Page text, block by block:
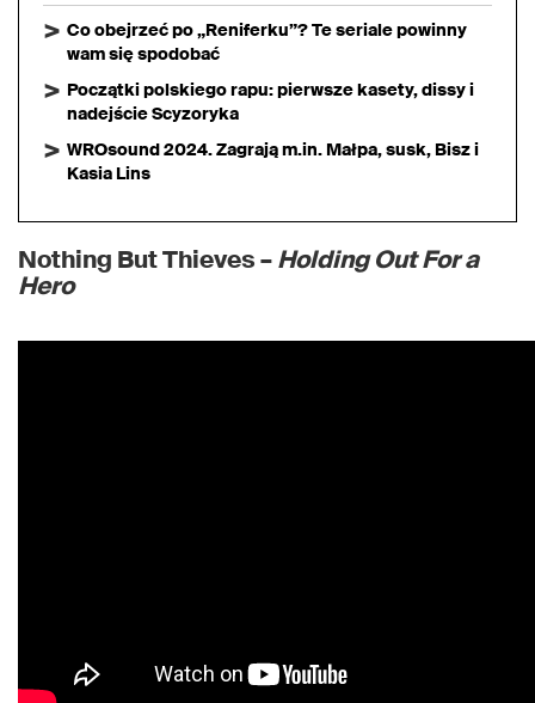
Co obejrzeć po „Reniferku”? Te seriale powinny
wam się spodobać
Początki polskiego rapu: pierwsze kasety, dissy i
nadejście Scyzoryka
WROsound 2024. Zagrają m.in. Małpa, susk, Bisz i
Kasia Lins
Nothing But Thieves –Holding Out For a
Hero